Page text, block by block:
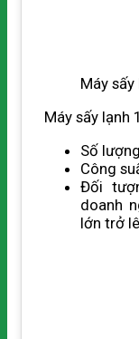
Máy
Máy sấy lạnh
Số
Công
Đối
doanh
lớn trở